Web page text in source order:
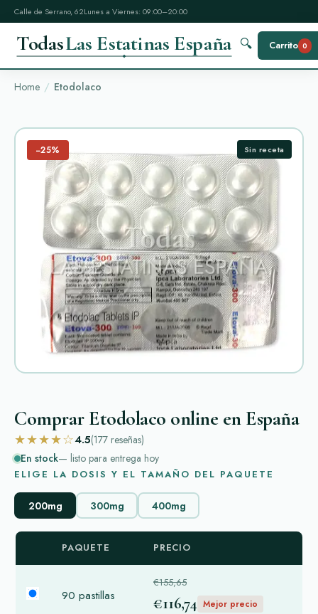
Calle de Serrano, 62Lunes a Viernes: 09:00–20:00
TodasLas Estatinas España 🔍 Carrito 0
Home Etodolaco
−25% Sin receta
Comprar Etodolaco online en España
★★★★☆4.5(177 reseñas)
En stock— listo para entrega hoy
ELIGE LA DOSIS Y EL TAMAÑO DEL PAQUETE
200mg 300mg 400mg
PAQUETE PRECIO
90 pastillas
€155,65
€116,74 Mejor precio